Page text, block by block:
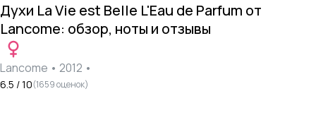
Духи La Vie est Belle L'Eau de Parfum от
Lancome: обзор, ноты и отзывы
Lancome • 2012 •
6.5 / 10(1659оценок)